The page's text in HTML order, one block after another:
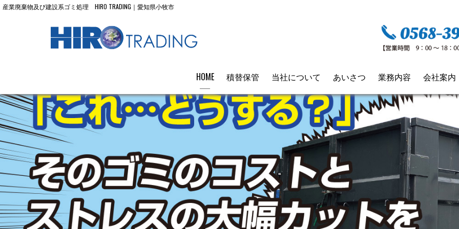
産業廃棄物及び建設系ゴミ処理 HIRO TRADING｜愛知県小牧市
HOME 積替保管 当社について あいさつ 業務内容 会社案内